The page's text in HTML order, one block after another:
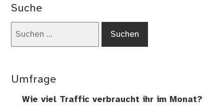
Suche
Umfrage
Wie viel Traffic verbraucht ihr im Monat?